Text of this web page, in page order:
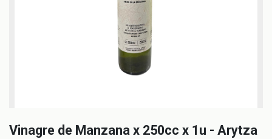
Vinagre de Manzana x 250cc x 1u - Arytza